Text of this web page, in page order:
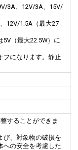
3A、12V/3A、15V/
12V/1.5A（最大27
（最大22.5W）に
になります。静止
することができま
、対象物の破損を
への安全を考慮した